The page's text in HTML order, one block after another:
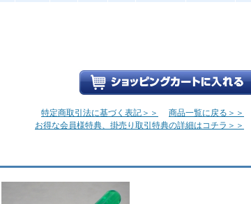
特定商取引法に基づく表記＞＞
商品一覧に戻る＞＞
お得な会員様特典、掛売り取引特典の詳細はコチラ＞＞